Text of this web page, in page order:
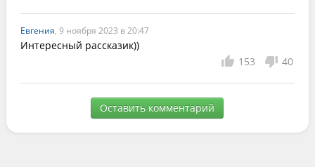
Евгения, 9 ноября 2023 в 20:47
Интересный рассказик))
153
40
Оставить комментарий